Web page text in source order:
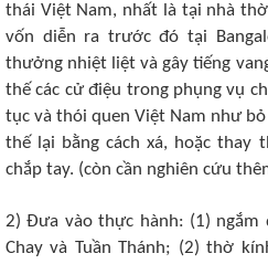
thái Việt Nam, nhất là tại nhà
vốn diễn ra trước đó tại
thưởng nhiệt liệt và gây tiếng
thế các cử điệu trong phụng vụ
tục và thói quen Việt Nam như
thế lại bằng cách xá, hoặc thay
chắp tay. (còn cần nghiên cứu
2) Đưa vào thực hành: (1)
Chay và Tuần Thánh; (2) thờ